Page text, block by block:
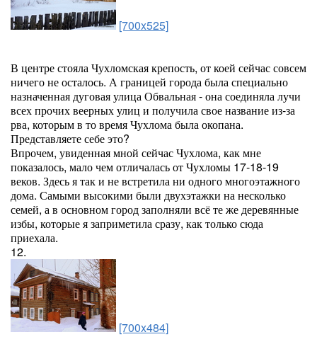
[700x525]
В центре стояла Чухломская крепость, от коей сейчас совсем
ничего не осталось. А границей города была специально
назначенная дуговая улица Обвальная - она соединяла лучи
всех прочих веерных улиц и получила свое название из-за
рва, которым в то время Чухлома была окопана.
Представляете себе это?
Впрочем, увиденная мной сейчас Чухлома, как мне
показалось, мало чем отличалась от Чухломы 17-18-19
веков. Здесь я так и не встретила ни одного многоэтажного
дома. Самыми высокими были двухэтажки на несколько
семей, а в основном город заполняли всё те же деревянные
избы, которые я заприметила сразу, как только сюда
приехала.
12.
[700x484]